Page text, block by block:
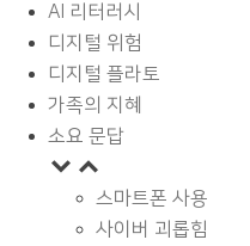
AI 리터러시
디지털 위험
디지털 플라토
가족의 지혜
소요 문답
스마트폰 사용
사이버 괴롭힘